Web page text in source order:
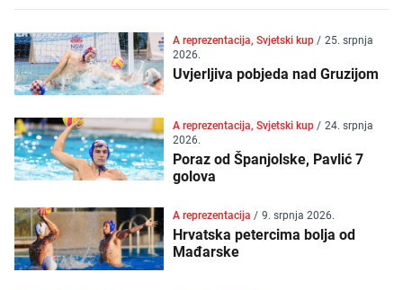
A reprezentacija, Svjetski kup/ 25. srpnja
2026.
Uvjerljiva pobjeda nad Gruzijom
A reprezentacija, Svjetski kup/ 24. srpnja
2026.
Poraz od Španjolske, Pavlić 7
golova
A reprezentacija/ 9. srpnja 2026.
Hrvatska petercima bolja od
Mađarske